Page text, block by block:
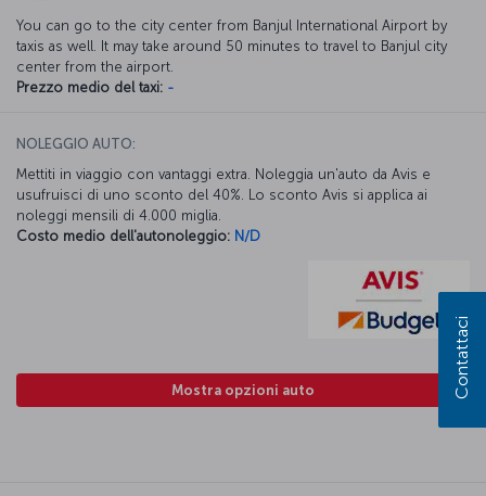
You can go to the city center from Banjul International Airport by
taxis as well. It may take around 50 minutes to travel to Banjul city
center from the airport.
Prezzo medio del taxi: -
NOLEGGIO AUTO:
Mettiti in viaggio con vantaggi extra. Noleggia un'auto da Avis e
usufruisci di uno sconto del 40%. Lo sconto Avis si applica ai
noleggi mensili di 4.000 miglia.
Costo medio dell'autonoleggio: N/D
Mostra opzioni auto Contattaci